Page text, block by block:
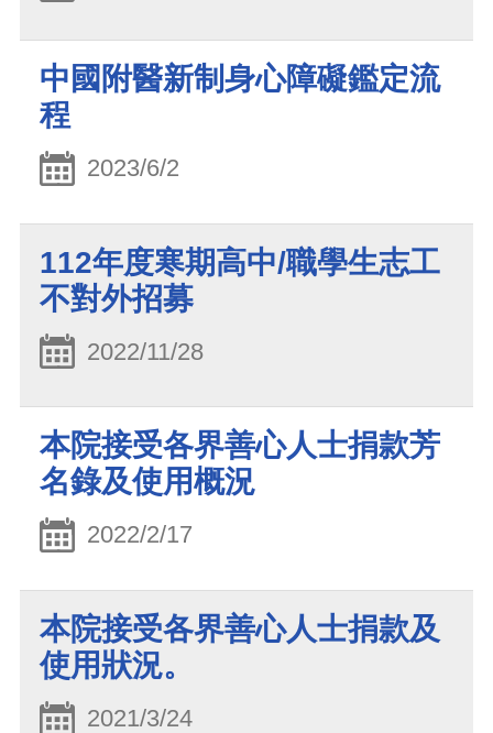
中國附醫新制身心障礙鑑定流
程
2023/6/2
112年度寒期高中/職學生志工
不對外招募
2022/11/28
本院接受各界善心人士捐款芳
名錄及使用概況
2022/2/17
本院接受各界善心人士捐款及
使用狀況。
2021/3/24